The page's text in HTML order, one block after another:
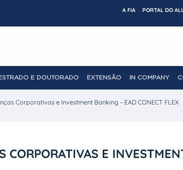
A FIA PORTAL DO
E DOUTORADO EXTENSÃO IN COMPANY
Corporativas e Investment Banking – EAD CONECT FLEX
CORPORATIVAS E